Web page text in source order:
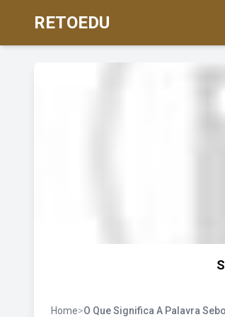
RETOEDU
Home>O Que Significa A Palavra